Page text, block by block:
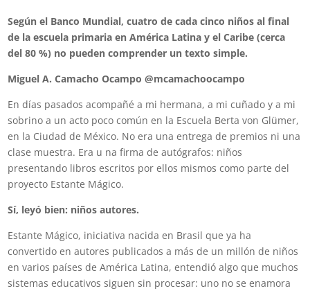
Según el Banco Mundial, cuatro de cada cinco niños al final
de la escuela primaria en América Latina y el Caribe (cerca
del 80 %) no pueden comprender un texto simple.
Miguel A. Camacho Ocampo @mcamachoocampo
En días pasados acompañé a mi hermana, a mi cuñado y a mi
sobrino a un acto poco común en la Escuela Berta von Glümer,
en la Ciudad de México. No era una entrega de premios ni una
clase muestra. Era u na firma de autógrafos: niños
presentando libros escritos por ellos mismos como parte del
proyecto Estante Mágico.
Sí, leyó bien: niños autores.
Estante Mágico, iniciativa nacida en Brasil que ya ha
convertido en autores publicados a más de un millón de niños
en varios países de América Latina, entendió algo que muchos
sistemas educativos siguen sin procesar: uno no se enamora